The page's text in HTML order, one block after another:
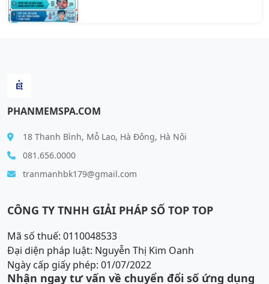
PHANMEMSPA.COM
18 Thanh Bình, Mỗ Lao, Hà Đông, Hà Nội
081.656.0000
tranmanhbk179@gmail.com
CÔNG TY TNHH GIẢI PHÁP SỐ TOP TOP
Mã số thuế: 0110048533
Đại diện pháp luật: Nguyễn Thị Kim Oanh
Ngày cấp giấy phép: 01/07/2022
Nhận ngay tư vấn về chuyển đổi số ứng dụng